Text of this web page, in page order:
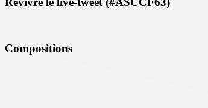
Compositions